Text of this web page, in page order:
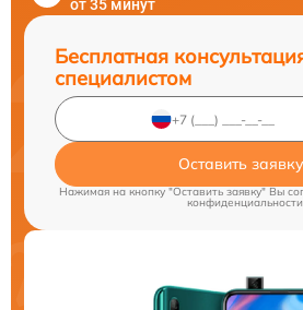
от 35 минут
Бесплатная
специалистом
Оставить заявку
Нажимая на кнопку "Оставить заявку" Вы
конфиденциальности